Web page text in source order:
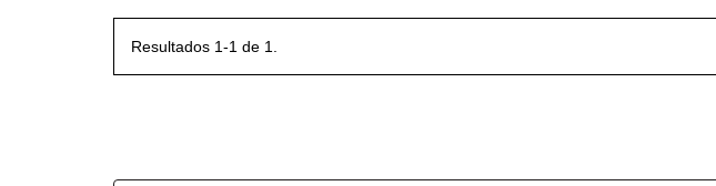
Resultados 1-1 de 1.